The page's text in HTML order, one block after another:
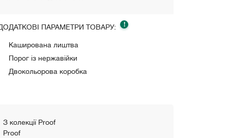
ПАРАМЕТРИ ТОВАРУ: !
Каширована лиштва
Порог із нержавійки
Двокольорова коробка
З колекції Proof
Proof